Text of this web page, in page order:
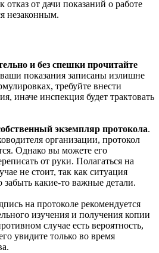
отказ от дачи показаний о работе
незаконным.
и без спешки прочитайте
показания записаны излишне
требуйте внести
иначе инспекция будет трактовать
экземпляр протокола.
организации, протокол
Однако вы можете его
от руки. Полагаться на
не стоит, так как ситуация
забыть какие-то важные детали.
на протоколе рекомендуется
изучения и получения копии
случае есть вероятность,
увидите только во время